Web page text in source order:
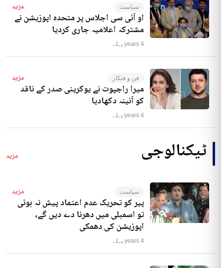
سیاست مزید
او آئی سی اجلاس پر متحدہ اپوزیشن نے
مشترکہ اعلامیہ جاری کردیا
4 years پہلے
فن و فنکار مزید
میرا راجپوت نے یوکرینی صدر کے ناقد
کو آئینہ دکھادیا
4 years پہلے
ٹیکنالوجی مزید
سیاست مزید
پیر کو تحریک عدم اعتماد پیش نہ ہوئی
تو اسمبلی میں دھرنا دے دیں گے،
اپوزیشن کی دھمکی
4 years پہلے